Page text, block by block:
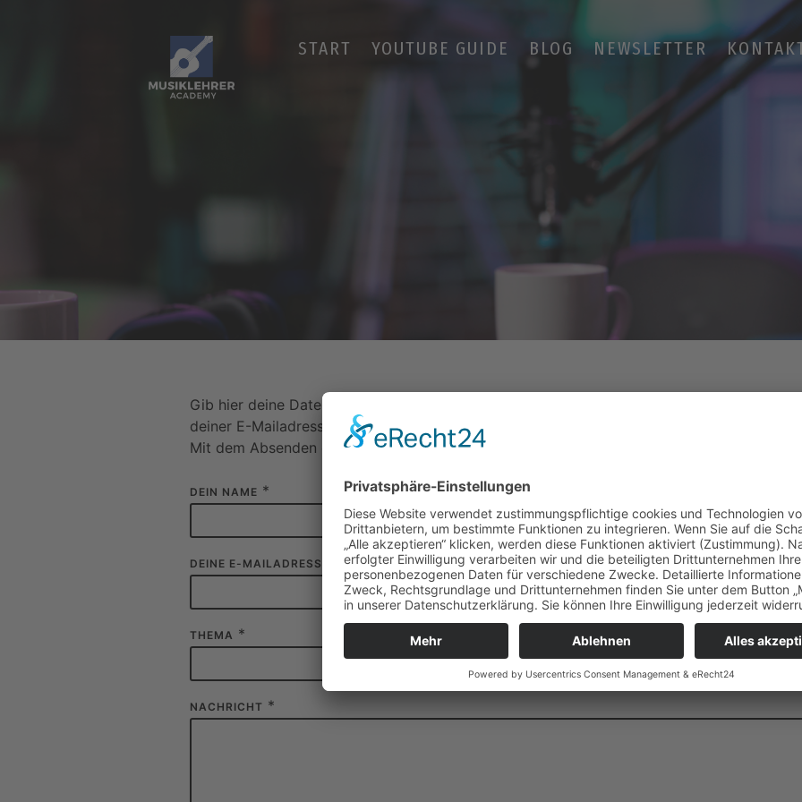
START YOUTUBE GUIDE BLOG NEWSLETTER
Gib hier deine Daten ein, um mir eine E-Mail zu schreiben. Achtung: Achte unbedingt auf
deiner E-Mailadresse, da ich sonst nicht antworten kann!
Mit dem Absenden der Nachricht bestätigst du, dass du über 12 Jahre alt und kein Kind
DEIN NAME *
DEINE E-MAILADRESSE
THEMA *
NACHRICHT *